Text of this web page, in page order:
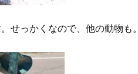
せっかくなので、他の動物も。